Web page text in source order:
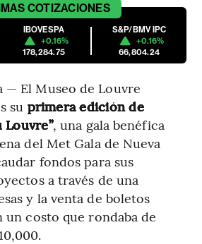
COTIZACIONES
IBOVESPA
+0.16%
178,284.75
S&P/BMV IPC
+0.16%
66,804.24
— El Museo de Louvre
su primera edición de
Louvre”, una gala benéfica
del Met Gala de Nueva
fondos para sus
a través de una
y la venta de boletos
costo que rondaba de